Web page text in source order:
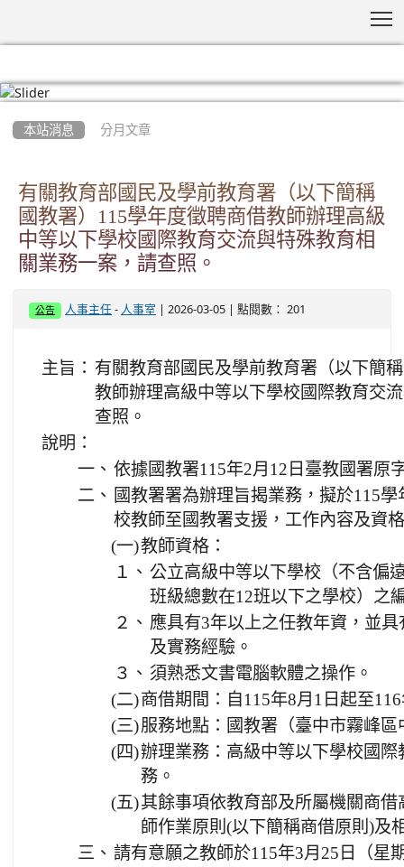
本站消息 分月文章
有關教育部國民及學前教育署（以下簡稱
國教署）115學年度徵聘商借教師辦理高級
中等以下學校國際教育交流與特殊教育相
關業務一案，請查照。
公告 人事主任 - 人事室 | 2026-03-05 | 點閱數： 201
主旨： 有關教育部國民及學前教育署（以下簡
教師辦理高級中等以下學校國際教育交
查照。
說明：
一、 依據國教署115年2月12日臺教國署原
二、 國教署署為辦理旨揭業務，擬於115
校教師至國教署支援，工作內容及資
(一)教師資格：
１、 公立高級中等以下學校（不含偏
班級總數在12班以下之學校）之
２、 應具有3年以上之任教年資，並
及實務經驗。
３、 須熟悉文書電腦軟體之操作。
(二)商借期間：自115年8月1日起至
(三)服務地點：國教署（臺中市霧峰區
(四)辦理業務：高級中等以下學校國
務。
(五)其餘事項依教育部及所屬機關商
師作業原則(以下簡稱商借原則)及
三、 請有意願之教師於115年3月25日（星